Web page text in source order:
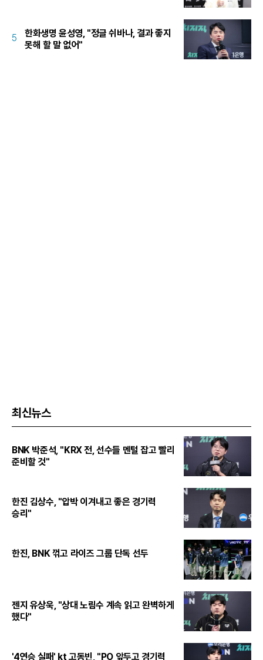
5
한화생명 윤성영, "정글 쉬바나, 결과 좋지
못해 할 말 없어"
최신뉴스
BNK 박준석, "KRX 전, 선수들 멘털 잡고 빨리
준비할 것"
한진 김상수, "압박 이겨내고 좋은 경기력
승리"
한진, BNK 꺾고 라이즈 그룹 단독 선두
젠지 유상욱, "상대 노림수 계속 읽고 완벽하게
했다"
'4연승 실패' kt 고동빈, "PO 앞두고 경기력